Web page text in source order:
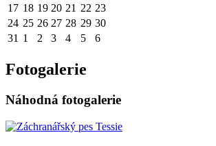
17 18 19 20 21 22 23
24 25 26 27 28 29 30
31 1 2 3 4 5 6
Fotogalerie
Náhodná fotogalerie